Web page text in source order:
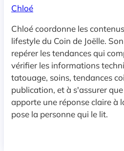
Chloé
Chloé coordonne les
lifestyle du Coin de Joëlle.
repérer les tendances qui
vérifier les informations
tatouage, soins, tendances
publication, et à s'assurer
apporte une réponse claire à
pose la personne qui le lit.